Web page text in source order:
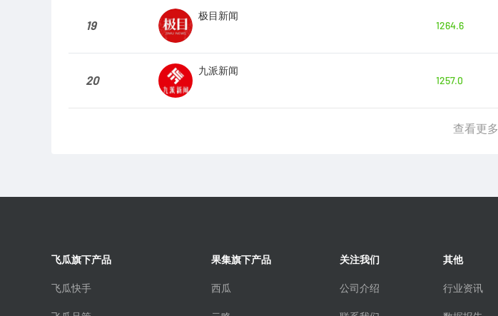
19
极目新闻
1264.6
20
九派新闻
1257.0
查看更多
飞瓜旗下产品
飞瓜快手
果集旗下产品
西瓜
关注我们
公司介绍
其他
行业资讯